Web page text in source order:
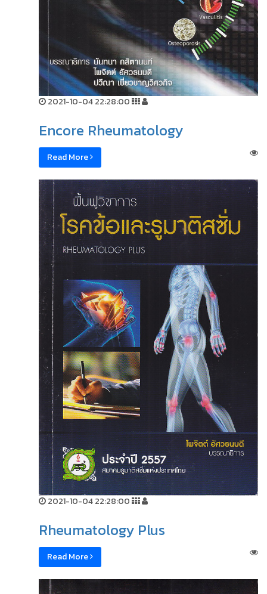
2021-10-04 22:28:00
Encore Rheumatology
Read More
2021-10-04 22:28:00
Rheumatology Plus
Read More